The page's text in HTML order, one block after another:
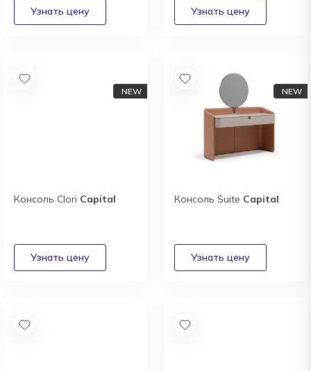
Консоль Clori Capital Консоль Suite Capital